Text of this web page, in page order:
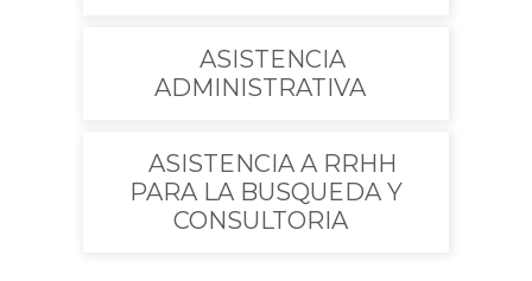
ASISTENCIA
ADMINISTRATIVA
ASISTENCIA A RRHH
PARA LA BUSQUEDA Y
CONSULTORIA